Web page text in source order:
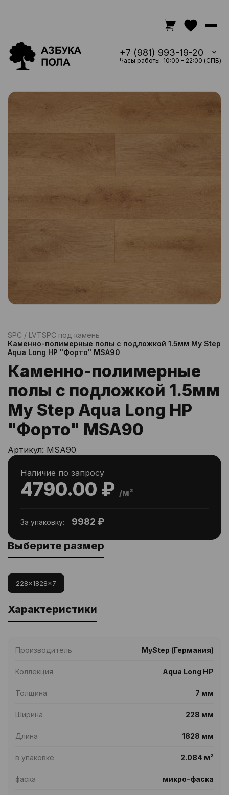
+7 (981) 993-19-20
Часы работы: 10:00 - 22:00 (СПБ)
SPC / LVTSPC под камень
Каменно-полимерные полы с подложкой 1.5мм My Step
Aqua Long HP "Форто" MSA90
Каменно-полимерные
полы с подложкой 1.5мм
My Step Aqua Long HP
"Форто" MSA90
Артикул: MSA90
4790.00 ₽ /м²
Наличие по запросу
За упаковку: 9982 ₽
Выберите размер
228x1828x7
Характеристики
Производитель MyStep (Германия)
Коллекция Aqua Long HP
Толщина 7 мм
Ширина 228 мм
Длина 1828 мм
в упаковке 2.084 м²
фаска микро-фаска